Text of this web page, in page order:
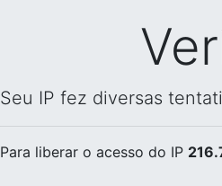
Seu IP fez diversas
Para liberar o acesso do IP